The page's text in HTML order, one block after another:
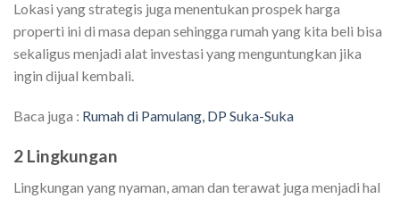
Lokasi yang strategis juga menentukan prospek harga
properti ini di masa depan sehingga rumah yang kita beli bisa
sekaligus menjadi alat investasi yang menguntungkan jika
ingin dijual kembali.
Baca juga : Rumah di Pamulang, DP Suka-Suka
2 Lingkungan
Lingkungan yang nyaman, aman dan terawat juga menjadi hal